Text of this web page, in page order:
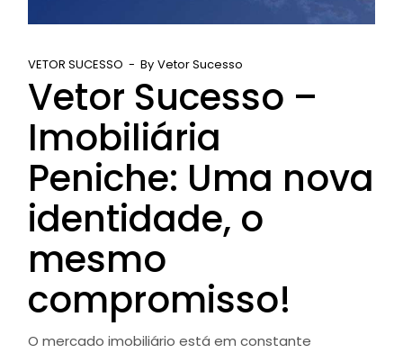
VETOR SUCESSO By Vetor Sucesso
Vetor Sucesso –
Imobiliária
Peniche: Uma nova
identidade, o
mesmo
compromisso!
O mercado imobiliário está em constante